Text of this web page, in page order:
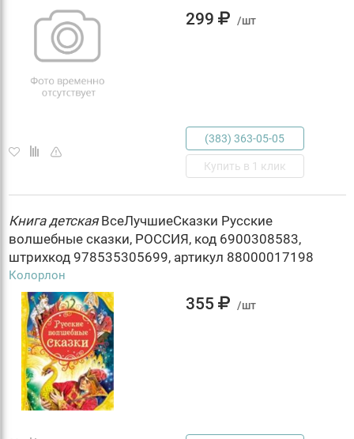
299 /шт
(383) 363-05-05
Купить в 1 клик
Книга детскаяВсеЛучшиеСказки Русские
волшебные сказки, РОССИЯ, код 6900308583,
штрихкод 978535305699, артикул 88000017198
Колорлон
355 /шт